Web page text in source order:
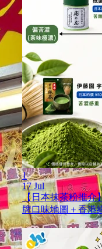
1
17 Jul
【日本抹茶粉推介
牌口味地圖＋香港